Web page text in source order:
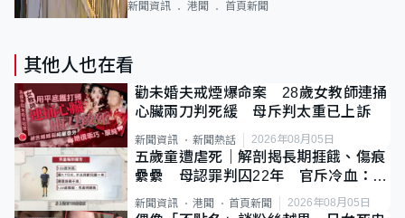
新聞資訊 港聞 首頁新聞
其他人也在看
勸未婚夫戒煙爆命案 28歲女教師連捅
心臟兩刀判死緩 母斥判太重已上訴
新聞資訊 新聞熱話 2026年08月05日
五歲童遭虐死｜解剖揭長期捱餓、傷痕
纍纍 母認罪判囚22年 官斥冷血：同
類案最惡劣
新聞資訊 港聞 首頁新聞 2026年08月05日